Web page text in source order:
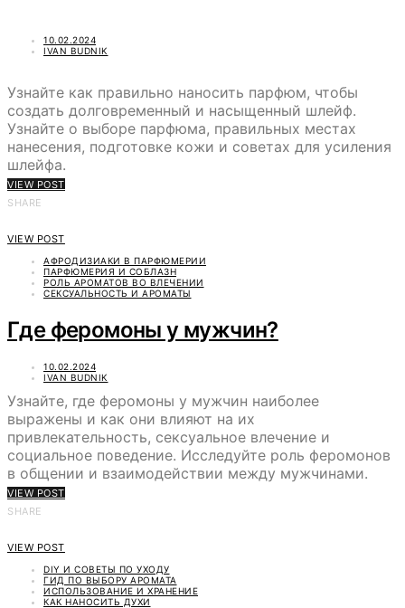
10.02.2024
IVAN BUDNIK
Узнайте как правильно наносить парфюм, чтобы
создать долговременный и насыщенный шлейф.
Узнайте о выборе парфюма, правильных местах
нанесения, подготовке кожи и советах для усиления
шлейфа.
VIEW POST
SHARE
VIEW POST
АФРОДИЗИАКИ В ПАРФЮМЕРИИ
ПАРФЮМЕРИЯ И СОБЛАЗН
РОЛЬ АРОМАТОВ ВО ВЛЕЧЕНИИ
СЕКСУАЛЬНОСТЬ И АРОМАТЫ
Где феромоны у мужчин?
10.02.2024
IVAN BUDNIK
Узнайте, где феромоны у мужчин наиболее
выражены и как они влияют на их
привлекательность, сексуальное влечение и
социальное поведение. Исследуйте роль феромонов
в общении и взаимодействии между мужчинами.
VIEW POST
SHARE
VIEW POST
DIY И СОВЕТЫ ПО УХОДУ
ГИД ПО ВЫБОРУ АРОМАТА
ИСПОЛЬЗОВАНИЕ И ХРАНЕНИЕ
КАК НАНОСИТЬ ДУХИ